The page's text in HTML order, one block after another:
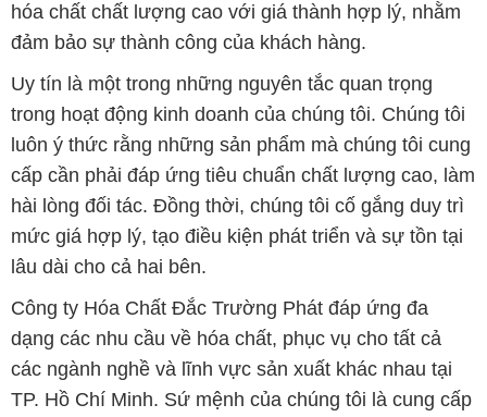
hóa chất chất lượng cao với giá thành hợp lý, nhằm
đảm bảo sự thành công của khách hàng.
Uy tín là một trong những nguyên tắc quan trọng
trong hoạt động kinh doanh của chúng tôi. Chúng tôi
luôn ý thức rằng những sản phẩm mà chúng tôi cung
cấp cần phải đáp ứng tiêu chuẩn chất lượng cao, làm
hài lòng đối tác. Đồng thời, chúng tôi cố gắng duy trì
mức giá hợp lý, tạo điều kiện phát triển và sự tồn tại
lâu dài cho cả hai bên.
Công ty Hóa Chất Đắc Trường Phát đáp ứng đa
dạng các nhu cầu về hóa chất, phục vụ cho tất cả
các ngành nghề và lĩnh vực sản xuất khác nhau tại
TP. Hồ Chí Minh. Sứ mệnh của chúng tôi là cung cấp